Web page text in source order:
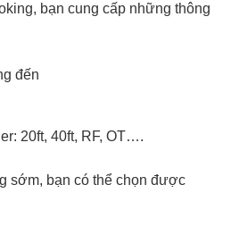
bạn cung cấp những thông
đến
20ft, 40ft, RF, OT….
sớm, bạn có thể chọn được